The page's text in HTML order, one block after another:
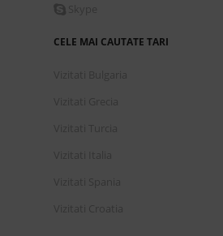
CELE MAI CAUTATE TARI